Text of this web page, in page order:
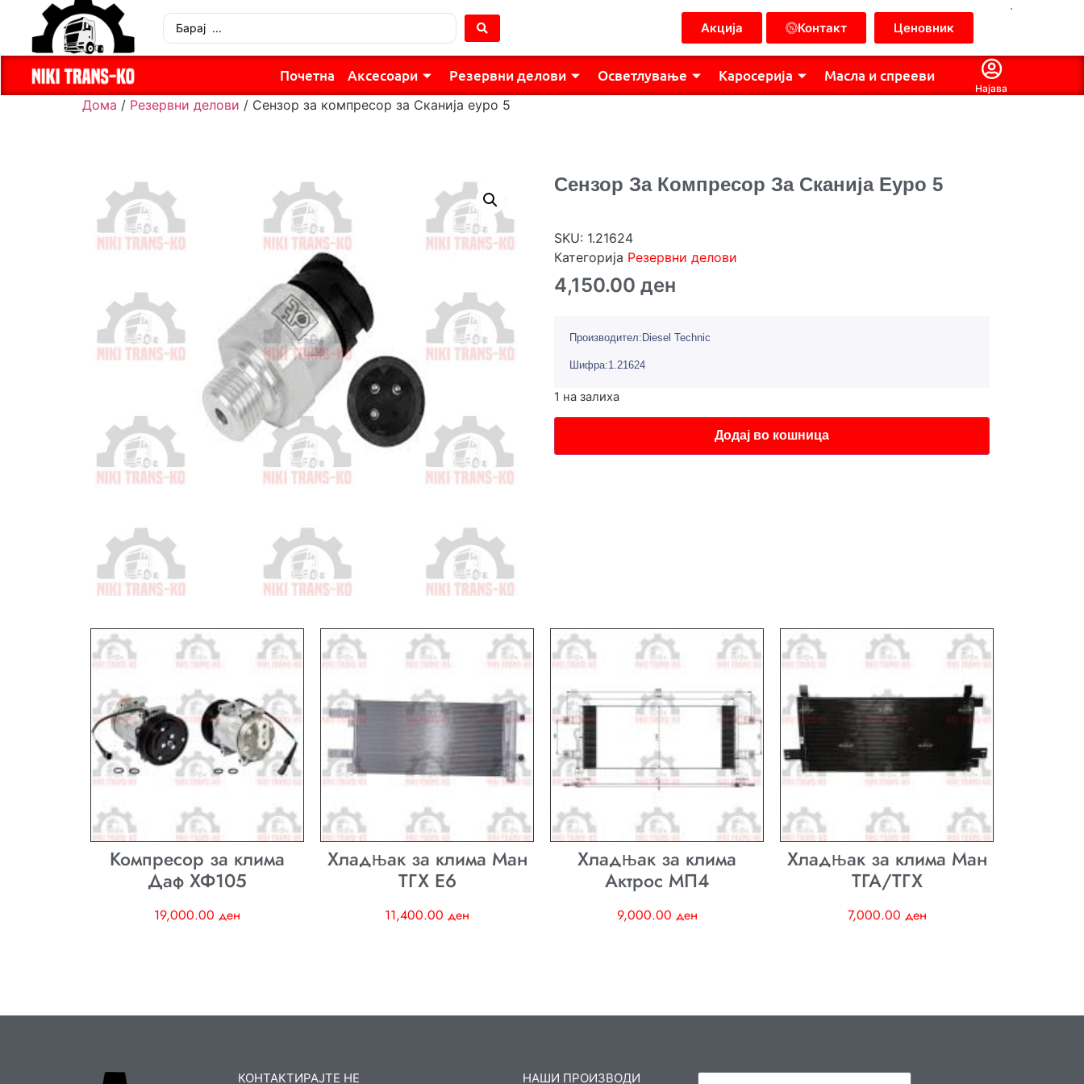
Акција Контакт Ценовник
.
Почетна Аксесоари Резервни делови Осветлување Каросерија Масла и спрееви
Најава
Дома / Резервни делови / Сензор за компресор за Сканија еуро 5
Сензор За Компресор За Сканија Еуро 5
SKU: 1.21624
Категорија Резервни делови
4,150.00 ден
Производител:Diesel Technic
Шифра:1.21624
1 на залиха
Додај во кошница
Компресор за клима
Даф ХФ105
19,000.00 ден
Хладњак за клима Ман
ТГХ E6
11,400.00 ден
Хладњак за клима
Актрос МП4
9,000.00 ден
Хладњак за клима Ман
ТГА/ТГХ
7,000.00 ден
КОНТАКТИРАЈТЕ НЕ НАШИ ПРОИЗВОДИ